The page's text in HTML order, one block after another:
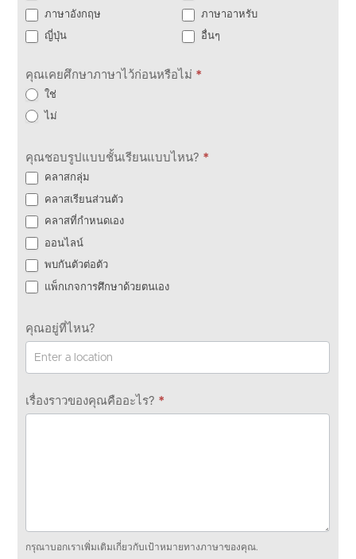
ภาษาอังกฤษ
ภาษาอาหรับ
ญี่ปุ่น
อื่นๆ
คุณเคยศึกษาภาษาไว้ก่อนหรือไม่ *
ใช่
ไม่
คุณชอบรูปแบบชั้นเรียนแบบไหน? *
คลาสกลุ่ม
คลาสเรียนส่วนตัว
คลาสที่กำหนดเอง
ออนไลน์
พบกันตัวต่อตัว
แพ็กเกจการศึกษาด้วยตนเอง
คุณอยู่ที่ไหน?
เรื่องราวของคุณคืออะไร? *
กรุณาบอกเราเพิ่มเติมเกี่ยวกับเป้าหมายทางภาษาของคุณ.